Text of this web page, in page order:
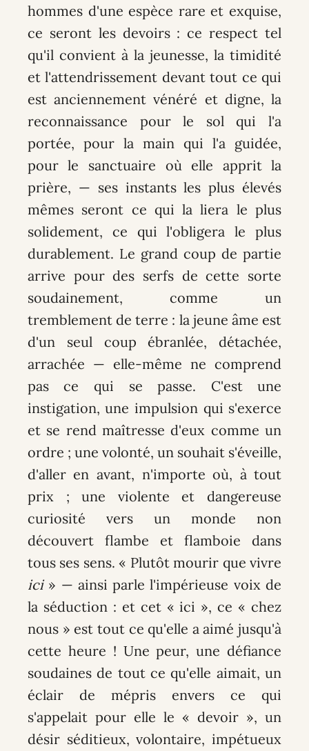
hommes d'une espèce rare et exquise,
ce seront les devoirs : ce respect tel
qu'il convient à la jeunesse, la timidité
et l'attendrissement devant tout ce qui
est anciennement vénéré et digne, la
reconnaissance pour le sol qui l'a
portée, pour la main qui l'a guidée,
pour le sanctuaire où elle apprit la
prière, — ses instants les plus élevés
mêmes seront ce qui la liera le plus
solidement, ce qui l'obligera le plus
durablement. Le grand coup de partie
arrive pour des serfs de cette sorte
soudainement, comme un
tremblement de terre : la jeune âme est
d'un seul coup ébranlée, détachée,
arrachée — elle-même ne comprend
pas ce qui se passe. C'est une
instigation, une impulsion qui s'exerce
et se rend maîtresse d'eux comme un
ordre ; une volonté, un souhait s'éveille,
d'aller en avant, n'importe où, à tout
prix ; une violente et dangereuse
curiosité vers un monde non
découvert flambe et flamboie dans
tous ses sens. « Plutôt mourir que vivre
ici» — ainsi parle l'impérieuse voix de
la séduction : et cet « ici », ce « chez
nous » est tout ce qu'elle a aimé jusqu'à
cette heure ! Une peur, une défiance
soudaines de tout ce qu'elle aimait, un
éclair de mépris envers ce qui
s'appelait pour elle le « devoir », un
désir séditieux, volontaire, impétueux